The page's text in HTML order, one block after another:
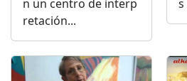
n un centro de interp
retación...
s